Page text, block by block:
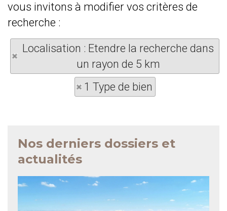
vous invitons à modifier vos critères de
recherche :
Localisation : Etendre la recherche dans
un rayon de 5 km
1 Type de bien
Nos derniers dossiers et
actualités